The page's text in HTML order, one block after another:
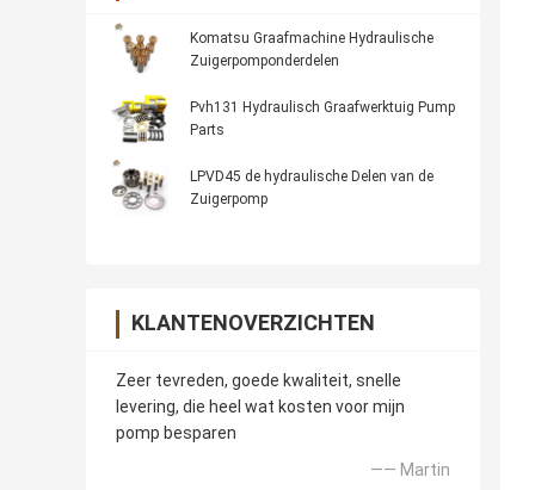
Komatsu Graafmachine Hydraulische
Zuigerpomponderdelen
Pvh131 Hydraulisch Graafwerktuig Pump
Parts
LPVD45 de hydraulische Delen van de
Zuigerpomp
KLANTENOVERZICHTEN
Zeer tevreden, goede kwaliteit, snelle
levering, die heel wat kosten voor mijn
pomp besparen
—— Martin